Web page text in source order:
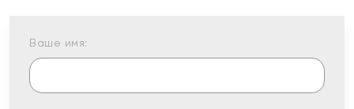
Ваше имя: